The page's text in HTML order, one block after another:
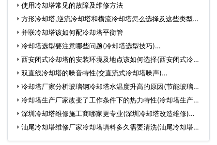
使用冷却塔常见的故障及维修方法
方形冷却塔,逆流冷却塔和横流冷却塔怎么选择及这些类型冷
却…并联冷却塔该如何配冷却塔平衡管
冷却塔选型要注意哪些问题(冷却塔选型技巧)…
西安闭式冷却塔的安装环境及地点该如何选择(西安闭式冷却
塔…双直线冷却塔的噪音特性(交直流式冷却塔噪声)…
冷却塔厂家分析玻璃钢冷却塔水温度升高的原因(节能玻璃钢
冷…冷却塔生产厂家改变了工作条件下的热力特性(冷却塔生产厂
家…深圳冷却塔维修施工商哪家更专业(深圳冷却塔改造维修)…
汕尾冷却塔维修厂家冷却塔填料多久需要清洗(汕尾冷却塔维
修…